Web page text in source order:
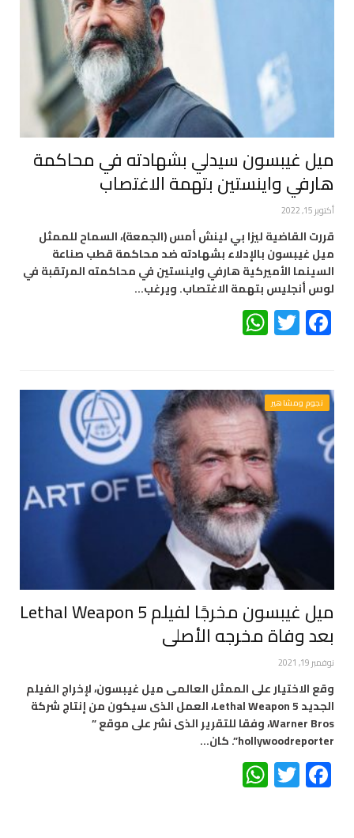
ميل غيبسون سيدلي بشهادته في محاكمة
هارفي واينستين بتهمة الاغتصاب
أكتوبر 15, 2022
قررت القاضية ليزا بي لينش أمس (الجمعة)، السماح للممثل
ميل غيبسون بالإدلاء بشهادته ضد محاكمة قطب صناعة
السينما الأميركية هارفي واينستين في محاكمته المرتقبة في
لوس أنجليس بتهمة الاغتصاب. ويرغب…
Facebook
Twitter
نجوم ومشاهير
ميل غيبسون مخرجًا لفيلم Lethal Weapon 5
بعد وفاة مخرجه الأصلى
نوفمبر 19, 2021
وقع الاختيار على الممثل العالمى ميل غيبسون، لإخراج الفيلم
الجديد Lethal Weapon 5، العمل الذى سيكون من إنتاج شركة
Warner Bros، وفقا للتقرير الذى نشر على موقع ”
hollywoodreporter”. كان…
Facebook
Twitter